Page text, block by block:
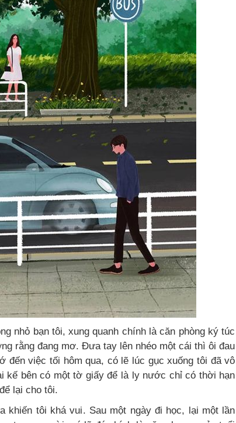
nhỏ bạn tôi, xung quanh chính là căn phòng ký túc
rằng đang mơ. Đưa tay lên nhéo một cái thì ôi đau
việc tối hôm qua, có lẽ lúc gục xuống tôi đã vô
kế bên có một tờ giấy để là ly nước chỉ có thời hạn
lại cho tôi.
khiến tôi khá vui. Sau một ngày đi học, lại một lần